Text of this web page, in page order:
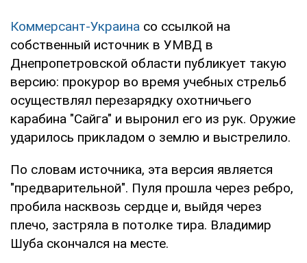
Коммерсант-Украина со ссылкой на
собственный источник в УМВД в
Днепропетровской области публикует такую
версию: прокурор во время учебных стрельб
осуществлял перезарядку охотничьего
карабина "Сайга" и выронил его из рук. Оружие
ударилось прикладом о землю и выстрелило.
По словам источника, эта версия является
"предварительной". Пуля прошла через ребро,
пробила насквозь сердце и, выйдя через
плечо, застряла в потолке тира. Владимир
Шуба скончался на месте.